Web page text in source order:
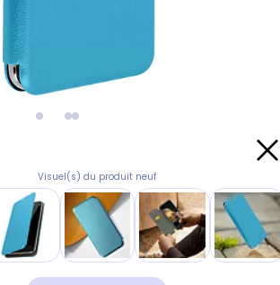
Visuel(s) du produit neuf